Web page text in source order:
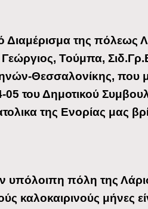
Διαμέρισμα της πόλεως
Γεώργιος, Τούμπα,
Θεσσαλονίκης, που
του Δημοτικού
της Ενορίας μας
υπόλοιπη πόλη της
καλοκαιρινούς μήνες